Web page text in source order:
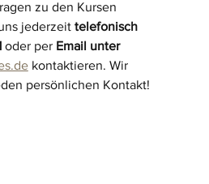
zu den Kursen
jederzeit telefonisch
oder per Email unter
kontaktieren. Wir
persönlichen Kontakt!